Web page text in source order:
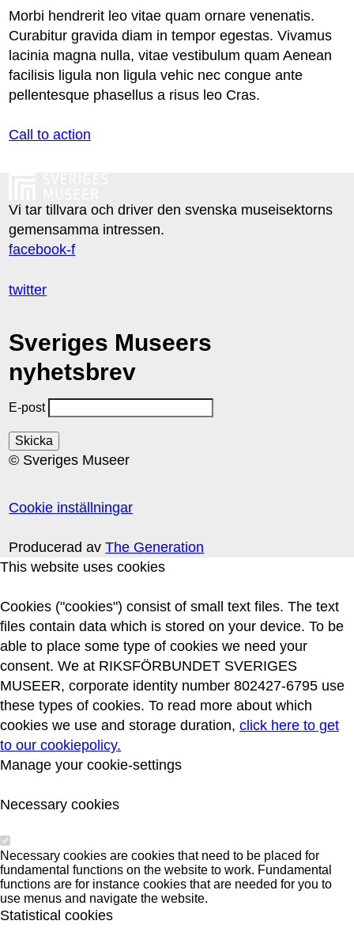
Morbi hendrerit leo vitae quam ornare venenatis.
Curabitur gravida diam in tempor egestas. Vivamus
lacinia magna nulla, vitae vestibulum quam Aenean
facilisis ligula non ligula vehic nec congue ante
pellentesque phasellus a risus leo Cras.
Call to action
Vi tar tillvara och driver den svenska museisektorns
gemensamma intressen.
facebook-f
twitter
Sveriges Museers
nyhetsbrev
E-post
© Sveriges Museer
Cookie inställningar
Producerad avThe Generation
This website uses cookies
Cookies ("cookies") consist of small text files. The text
files contain data which is stored on your device. To be
able to place some type of cookies we need your
consent. We at RIKSFÖRBUNDET SVERIGES
MUSEER, corporate identity number 802427-6795 use
these types of cookies. To read more about which
cookies we use and storage duration, click here to get
to our cookiepolicy.
Manage your cookie-settings
Necessary cookies
Necessary cookies are cookies that need to be placed for
fundamental functions on the website to work. Fundamental
functions are for instance cookies that are needed for you to
use menus and navigate the website.
Statistical cookies